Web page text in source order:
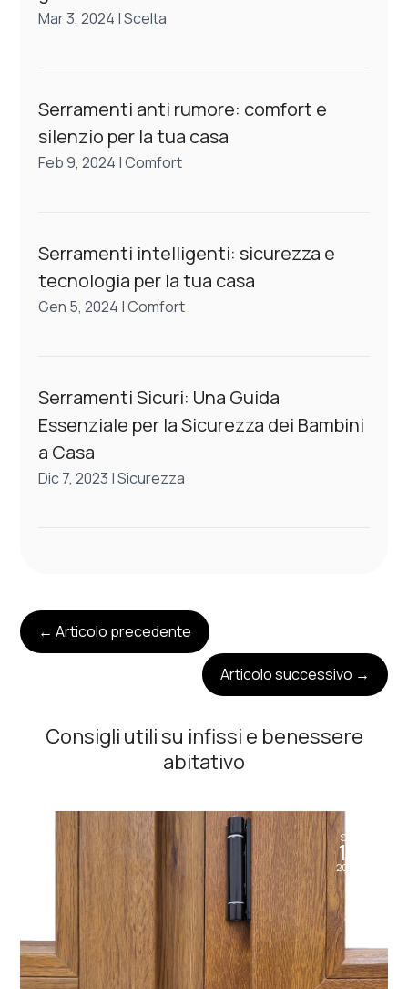
Mar 3, 2024 |Scelta
Serramenti anti rumore: comfort e
silenzio per la tua casa
Feb 9, 2024 |Comfort
Serramenti intelligenti: sicurezza e
tecnologia per la tua casa
Gen 5, 2024 |Comfort
Serramenti Sicuri: Una Guida
Essenziale per la Sicurezza dei Bambini
a Casa
Dic 7, 2023 |Sicurezza
←Articolo precedente
Articolo successivo →
Consigli utili su infissi e benessere
abitativo
Set
11
2024